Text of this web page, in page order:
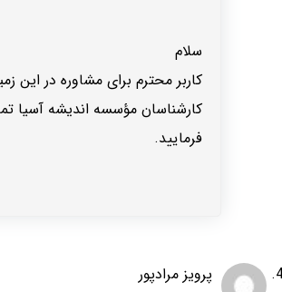
سلام
کاربر محترم برای مشاوره در این
کارشناسان مؤسسه اندیشه آسیا
فرمایید.
پرویز مرادپور